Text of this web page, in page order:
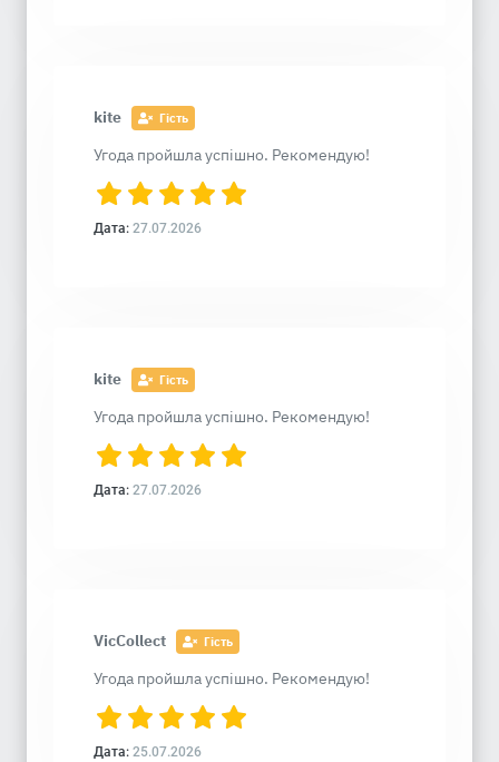
kite Гість
Угода пройшла успішно. Рекомендую!
Дата: 27.07.2026
kite Гість
Угода пройшла успішно. Рекомендую!
Дата: 27.07.2026
VicCollect Гість
Угода пройшла успішно. Рекомендую!
Дата: 25.07.2026